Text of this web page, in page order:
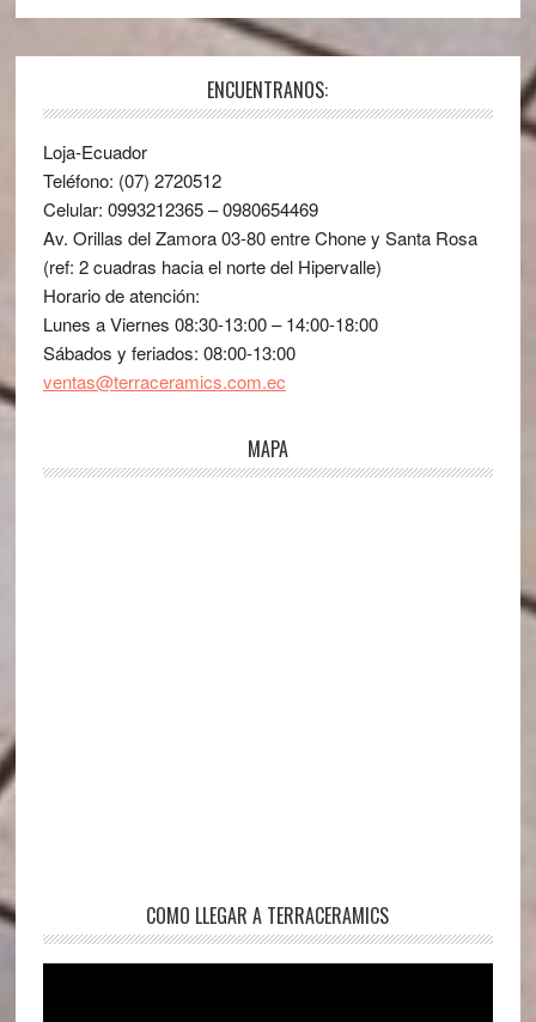
ENCUENTRANOS:
Loja-Ecuador
Teléfono: (07) 2720512
Celular: 0993212365 – 0980654469
Av. Orillas del Zamora 03-80 entre Chone y Santa Rosa
(ref: 2 cuadras hacia el norte del Hipervalle)
Horario de atención:
Lunes a Viernes 08:30-13:00 – 14:00-18:00
Sábados y feriados: 08:00-13:00
ventas@terraceramics.com.ec
MAPA
COMO LLEGAR A TERRACERAMICS